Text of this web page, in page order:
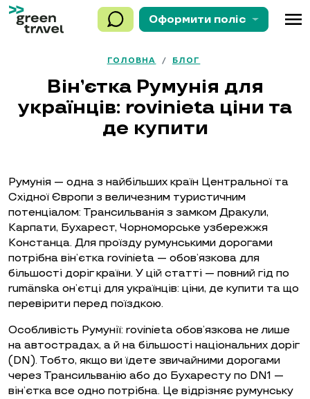
Оформити поліс menu
ГОЛОВНА / БЛОГ
Він’єтка Румунія для
українців: rovinieta ціни та
де купити
Румунія — одна з найбільших країн Центральної та
Східної Європи з величезним туристичним
потенціалом: Трансильванія з замком Дракули,
Карпати, Бухарест, Чорноморське узбережжя
Констанца. Для проїзду румунськими дорогами
потрібна він’єтка rovinieta — обов’язкова для
більшості доріг країни. У цій статті — повний гід по
rumänska он’єтці для українців: ціни, де купити та що
перевірити перед поїздкою.
Особливість Румунії: rovinieta обов’язкова не лише
на автострадах, а й на більшості національних доріг
(DN). Тобто, якщо ви їдете звичайними дорогами
через Трансильванію або до Бухаресту по DN1 —
він’єтка все одно потрібна. Це відрізняє румунську